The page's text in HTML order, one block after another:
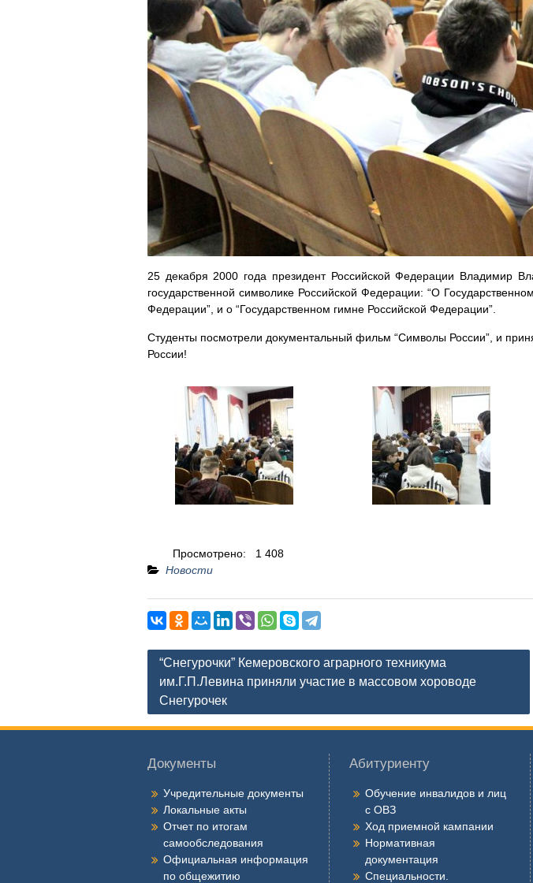
25 декабря 2000 года президент Российской Федерации Владимир
государственной символике Российской Федерации: “О
Федерации”, и о “Государственном гимне Российской Федерации”.
Студенты посмотрели документальный фильм “Символы России”, и
России!
Просмотрено:
1 408
Новости
Навигация
по
записям
“Снегурочки” Кемеровского аграрного техникума
им.Г.П.Левина приняли участие в массовом хороводе
Снегурочек
Документы
Учредительные документы
Локальные акты
Отчет по итогам
самообследования
Официальная информация
по общежитию
Абитуриенту
Обучение инвалидов и лиц
с ОВЗ
Ход приемной кампании
Нормативная
документация
Специальности.